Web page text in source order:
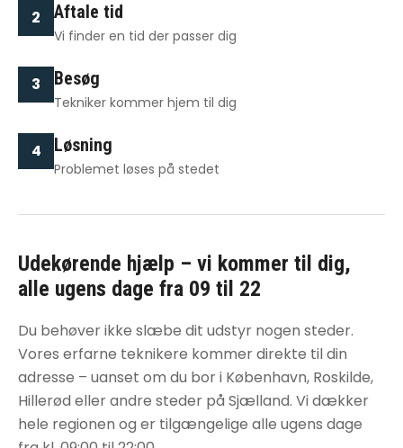
2 Aftale tid
Vi finder en tid der passer dig
3 Besøg
Tekniker kommer hjem til dig
4 Løsning
Problemet løses på stedet
Udekørende hjælp – vi kommer til dig,
alle ugens dage fra 09 til 22
Du behøver ikke slæbe dit udstyr nogen steder.
Vores erfarne teknikere kommer direkte til din
adresse – uanset om du bor i København, Roskilde,
Hillerød eller andre steder på Sjælland. Vi dækker
hele regionen og er tilgængelige alle ugens dage